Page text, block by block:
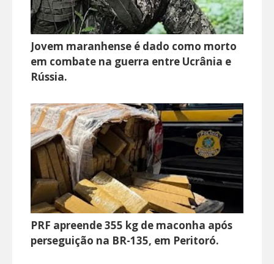
Jovem maranhense é dado como morto
em combate na guerra entre Ucrânia e
Rússia.
PRF apreende 355 kg de maconha após
perseguição na BR-135, em Peritoró.